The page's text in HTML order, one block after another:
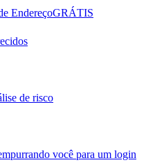
EndereçoGRÁTIS
de risco
você para um login